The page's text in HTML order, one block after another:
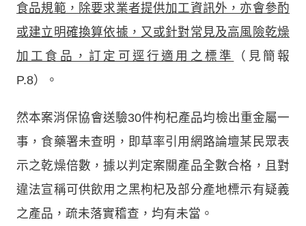
食品規範，除要求業者提供加工資訊外，亦會參酌
或建立明確換算依據，又或針對常見及高風險乾燥
加工食品，訂定可逕行適用之標準
（見簡報
P.8）。
然本案消保協會送驗30件枸杞產品均檢出重金屬一
事，食藥署未查明，即草率引用網路論壇某民眾表
示之乾燥倍數，據以判定案關產品全數合格，且對
違法宣稱可供飲用之黑枸杞及部分產地標示有疑義
之產品，疏未落實稽查，均有未當。